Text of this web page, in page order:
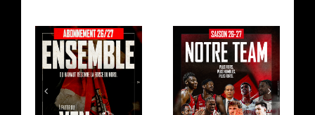
LA CAMPAGNE
D’ABONNEMENT
L’EFFECTIF
2026/2027 AU